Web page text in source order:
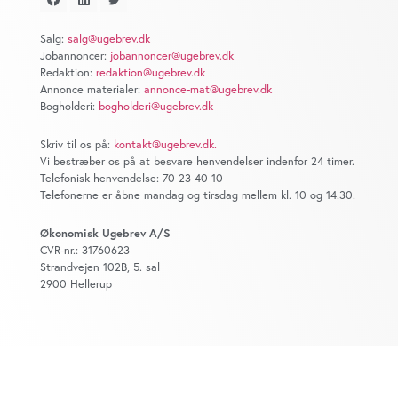
sociale medier, annonceringspartnere og
analysepartnere. Vores partnere kan kombinere disse
data med andre oplysninger, du har givet dem, eller som
de har indsamlet fra din brug af deres tjenester. Du
anvende vores hjemmeside.
Salg: salg@ugebrev.dk
Jobannoncer: jobannoncer@ugebrev.dk
Redaktion: redaktion@ugebrev.dk
Annonce materialer: annonce-mat@ugebrev.dk
Bogholderi: bogholderi@ugebrev.dk
Skriv til os på: kontakt@ugebrev.dk.
Vi bestræber os på at besvare henvendelser indenfor 24 timer.
Telefonisk henvendelse: 70 23 40 10
Telefonerne er åbne mandag og tirsdag mellem kl. 10 og 14.30.
Økonomisk Ugebrev A/S
CVR-nr.: 31760623
Strandvejen 102B, 5. sal
2900 Hellerup